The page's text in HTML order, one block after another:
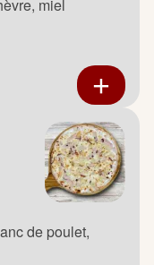
miel
de poulet,